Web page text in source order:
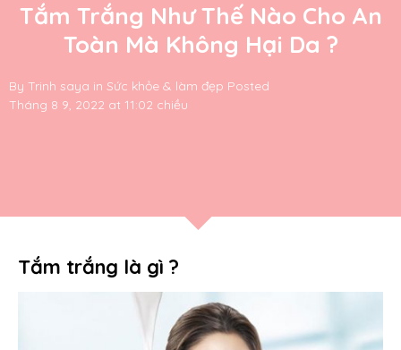
Tắm Trắng Như Thế Nào Cho An
Toàn Mà Không Hại Da ?
By Trinh saya in Sức khỏe & làm đẹp Posted
Tháng 8 9, 2022 at 11:02 chiều
Tắm trắng là gì ?